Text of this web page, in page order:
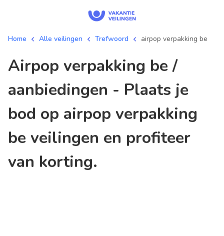
Home Alle veilingen Trefwoord airpop verpakking be
airpop verpakking be /
aanbiedingen - Plaats je
bod op airpop verpakking
be veilingen en profiteer
van korting.